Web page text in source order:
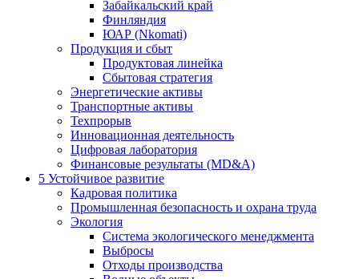
Забайкальский край
Финляндия
ЮАР (Nkomati)
Продукция и сбыт
Продуктовая линейка
Сбытовая стратегия
Энергетические активы
Транспортные активы
Техпрорыв
Инновационная деятельность
Цифровая лаборатория
Финансовые результаты (MD&A)
5 Устойчивое развитие
Кадровая политика
Промышленная безопасность и охрана труда
Экология
Система экологического менеджмента
Выбросы
Отходы производства